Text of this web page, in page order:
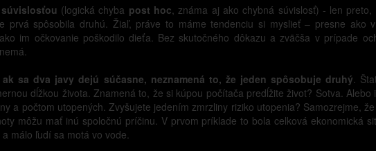
(logická chyba post hoc, známa aj ako chybná súvislosť) - len preto,
prvá spôsobila druhú. Žiaľ, práve to máme tendenciu si myslieť – presne ako
im očkovanie poškodilo dieťa. Bez skutočného dôkazu a zväčša v prípade
ak sa dva javy dejú súčasne, neznamená to, že jeden spôsobuje druhý.
dĺžkou života. Znamená to, že si kúpou počítača predĺžite život? Sotva.
a počtom utopených. Zvyšujete jedením zmrzliny riziko utopenia? Samozrejme,
môžu mať inú spoločnú príčinu. V prvom príklade to bola celková ekonomická
málo ľudí sa motá vo vode.